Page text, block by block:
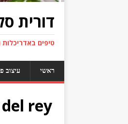
דורית
טיפים באדריכלות
ראשי עיצוב
rey